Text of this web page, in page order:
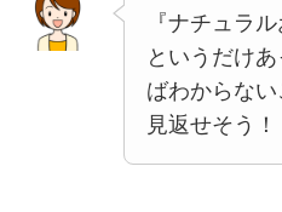
『ナチュラ
というだけ
ばわからな
見返せそう！